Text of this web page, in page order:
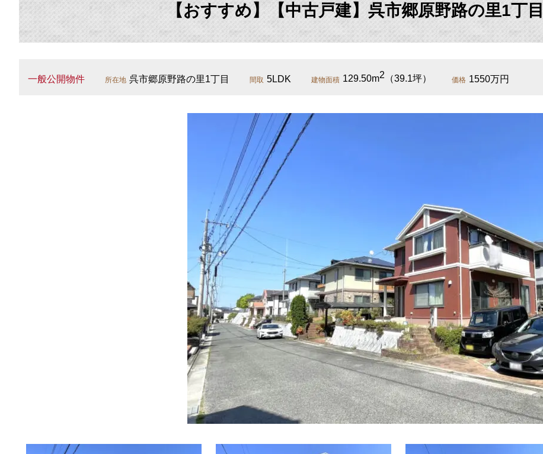
【おすすめ】【中古戸建】呉市郷原野路の里1丁目
一般公開物件 所在地 呉市郷原野路の里1丁目 間取 5LDK 建物面積 129.50m2 （39.1坪） 価格 1550万円